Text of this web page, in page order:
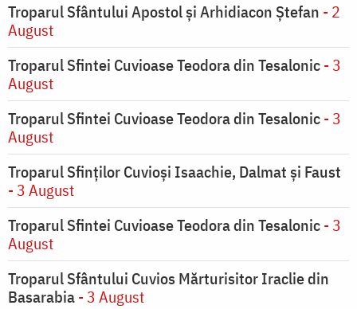
Troparul Sfântului Apostol și Arhidiacon Ștefan - 2
August
Troparul Sfintei Cuvioase Teodora din Tesalonic- 3
August
Troparul Sfintei Cuvioase Teodora din Tesalonic- 3
August
Troparul Sfinţilor Cuvioşi Isaachie, Dalmat şi Faust
- 3 August
Troparul Sfintei Cuvioase Teodora din Tesalonic- 3
August
Troparul Sfântului Cuvios Mărturisitor Iraclie din
Basarabia- 3 August